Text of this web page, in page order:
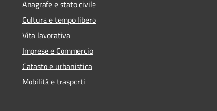
Anagrafe e stato civile
Cultura e tempo libero
Vita lavorativa
Imprese e Commercio
Catasto e urbanistica
Mobilità e trasporti